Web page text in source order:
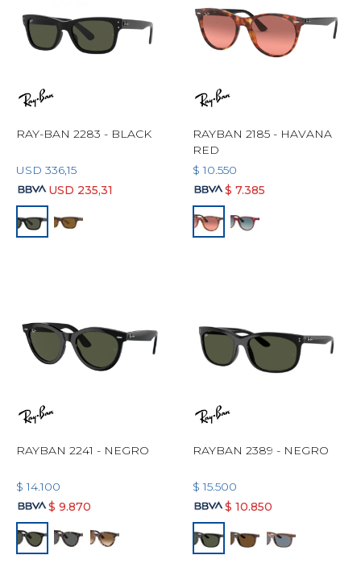
RAY-BAN 2283 - BLACK
USD 336,15
USD 235,31
RAYBAN 2185 - HAVANA
RED
$ 10.550
$ 7.385
RAYBAN 2241 - NEGRO
$ 14.100
$ 9.870
RAYBAN 2389 - NEGRO
$ 15.500
$ 10.850